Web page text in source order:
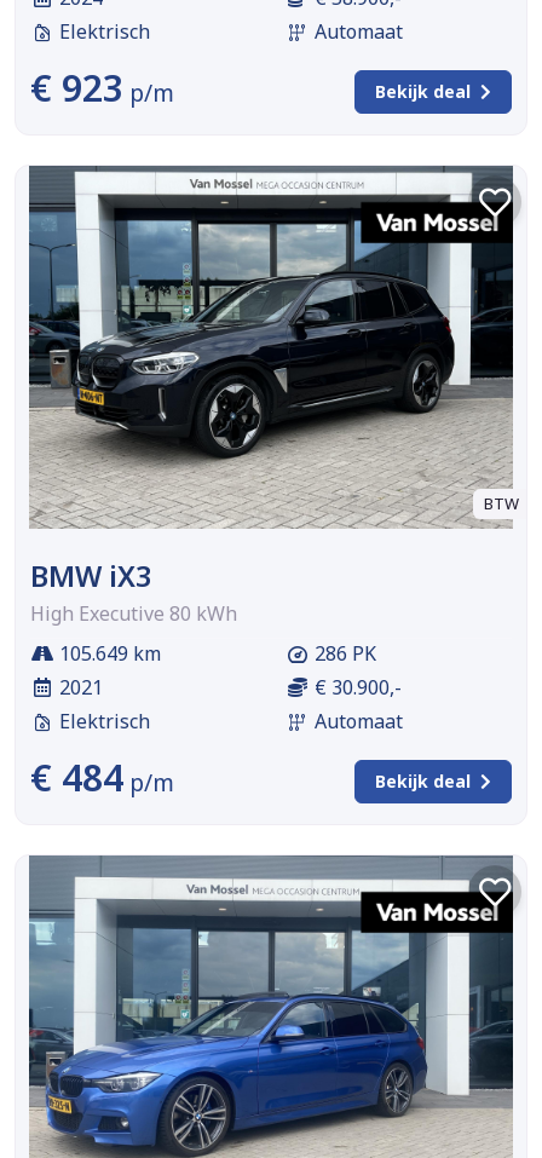
Elektrisch
Automaat
€ 923 p/m Bekijk deal
BTW
BMW iX3
High Executive 80 kWh
105.649 km
2021
Elektrisch
286 PK
€ 30.900,-
Automaat
€ 484 p/m Bekijk deal